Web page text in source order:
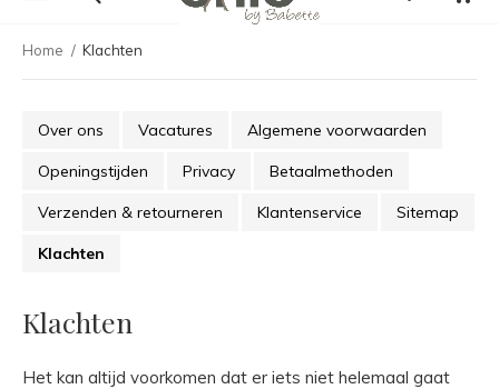
Home Klachten
Over ons Vacatures Algemene voorwaarden
Openingstijden Privacy Betaalmethoden
Verzenden & retourneren Klantenservice Sitemap
Klachten
Klachten
Het kan altijd voorkomen dat er iets niet helemaal gaat